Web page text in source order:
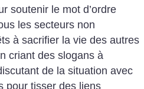
soutenir le mot d’ordre
les secteurs non
à sacrifier la vie des autres
criant des slogans à
de la situation avec
pour tisser des liens